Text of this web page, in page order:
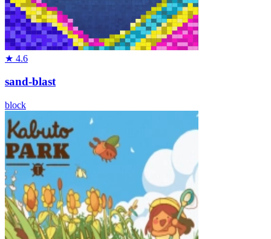
★ 4.6
sand-blast
block